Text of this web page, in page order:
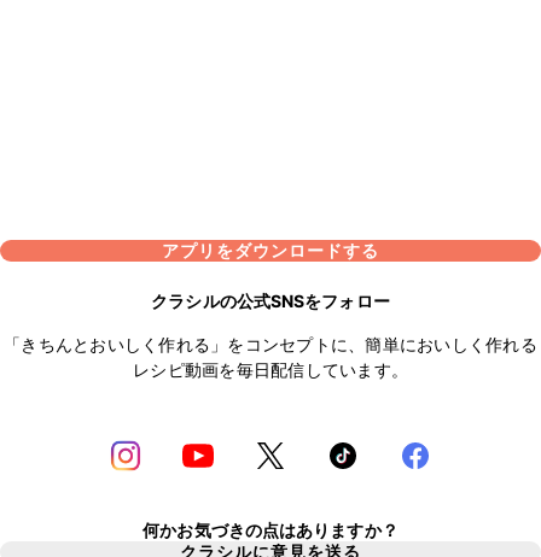
アプリをダウンロードする
クラシルの公式SNSをフォロー
「きちんとおいしく作れる」をコンセプトに、簡単においしく作れる
レシピ動画を毎日配信しています。
何かお気づきの点はありますか？
クラシルに意見を送る